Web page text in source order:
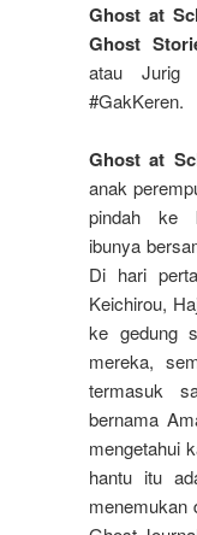
Ghost at
Ghost
atau Jurig
#GakKeren.
Ghost at
anak
pindah ke
ibunya
Di hari
Keichirou,
ke gedung
mereka,
termasuk
bernama
mengetahui
hantu itu
menemukan